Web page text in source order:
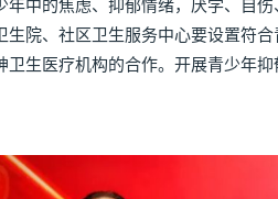
生院、社区卫生服务中心要设置符
生医疗机构的合作。开展青少年